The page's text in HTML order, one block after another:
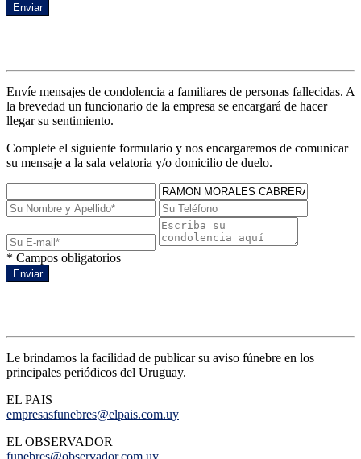
Enviar
Envíe mensajes de condolencia a familiares de personas fallecidas. A
la brevedad un funcionario de la empresa se encargará de hacer
llegar su sentimiento.
Complete el siguiente formulario y nos encargaremos de comunicar
su mensaje a la sala velatoria y/o domicilio de duelo.
* Campos obligatorios
Enviar
Le brindamos la facilidad de publicar su aviso fúnebre en los
principales periódicos del Uruguay.
EL PAIS
empresasfunebres@elpais.com.uy
EL OBSERVADOR
funebres@observador.com.uy